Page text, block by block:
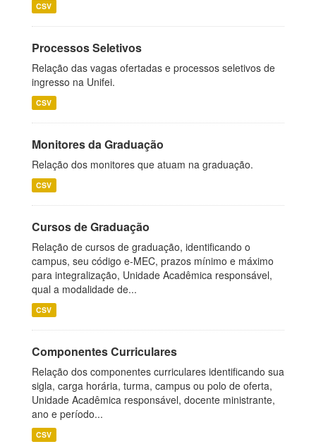
CSV
Processos Seletivos
Relação das vagas ofertadas e processos seletivos de
ingresso na Unifei.
CSV
Monitores da Graduação
Relação dos monitores que atuam na graduação.
CSV
Cursos de Graduação
Relação de cursos de graduação, identificando o
campus, seu código e-MEC, prazos mínimo e máximo
para integralização, Unidade Acadêmica responsável,
qual a modalidade de...
CSV
Componentes Curriculares
Relação dos componentes curriculares identificando sua
sigla, carga horária, turma, campus ou polo de oferta,
Unidade Acadêmica responsável, docente ministrante,
ano e período...
CSV